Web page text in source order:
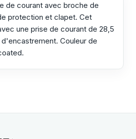
de courant avec broche de
protection et clapet. Cet
une prise de courant de 28,5
Couleur de